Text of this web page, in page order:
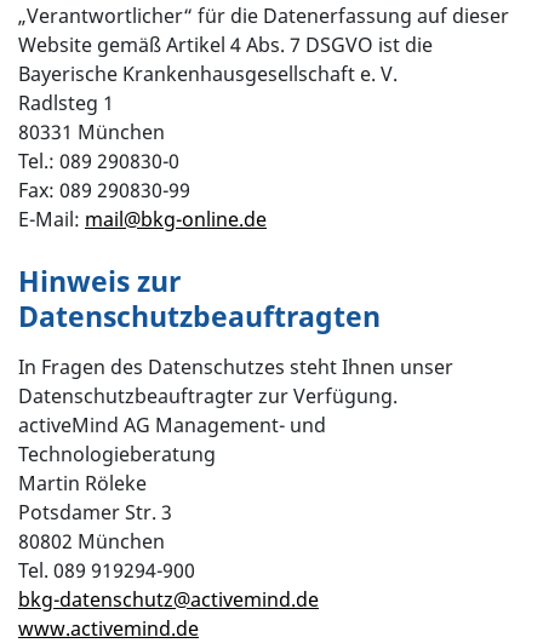
„Verantwortlicher“ für die Datenerfassung auf dieser
Website gemäß Artikel 4 Abs. 7 DSGVO ist die
Bayerische Krankenhausgesellschaft e. V.
Radlsteg 1
80331 München
Tel.: 089 290830-0
Fax: 089 290830-99
E-Mail: mail@bkg-online.de
Hinweis zur
Datenschutzbeauftragten
In Fragen des Datenschutzes steht Ihnen unser
Datenschutzbeauftragter zur Verfügung.
activeMind AG Management- und
Technologieberatung
Martin Röleke
Potsdamer Str. 3
80802 München
Tel. 089 919294-900
bkg-datenschutz@activemind.de
www.activemind.de